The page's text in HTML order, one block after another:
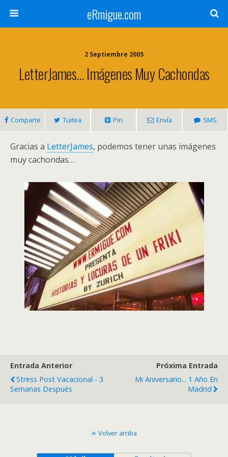
eRmigue.com
2 Septiembre 2005
LetterJames… Imágenes Muy Cachondas
Comparte Tuitea Pin Envía SMS
Gracias a LetterJames, podemos tener unas imágenes
muy cachondas…
Entrada Anterior
Stress Post Vacacional - 3
Semanas Después
Próxima Entrada
Mi Aniversario... 1 Año En
Madrid
Volver arriba